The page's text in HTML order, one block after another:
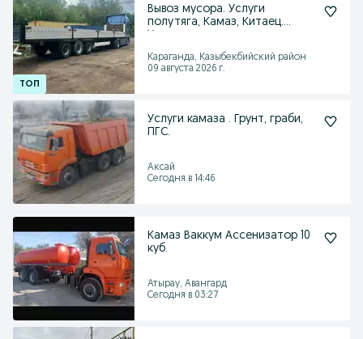
Вывоз мусора. Услуги
полутяга, Камаз, Китаец.
Караганда, Казыбекбийский район
09 августа 2026 г.
Услуги камаза . Грунт, граби,
ПГС.
Аксай
Сегодня в 14:46
Камаз Ваккум Ассенизатор 10
куб.
Атырау, Авангард
Сегодня в 03:27